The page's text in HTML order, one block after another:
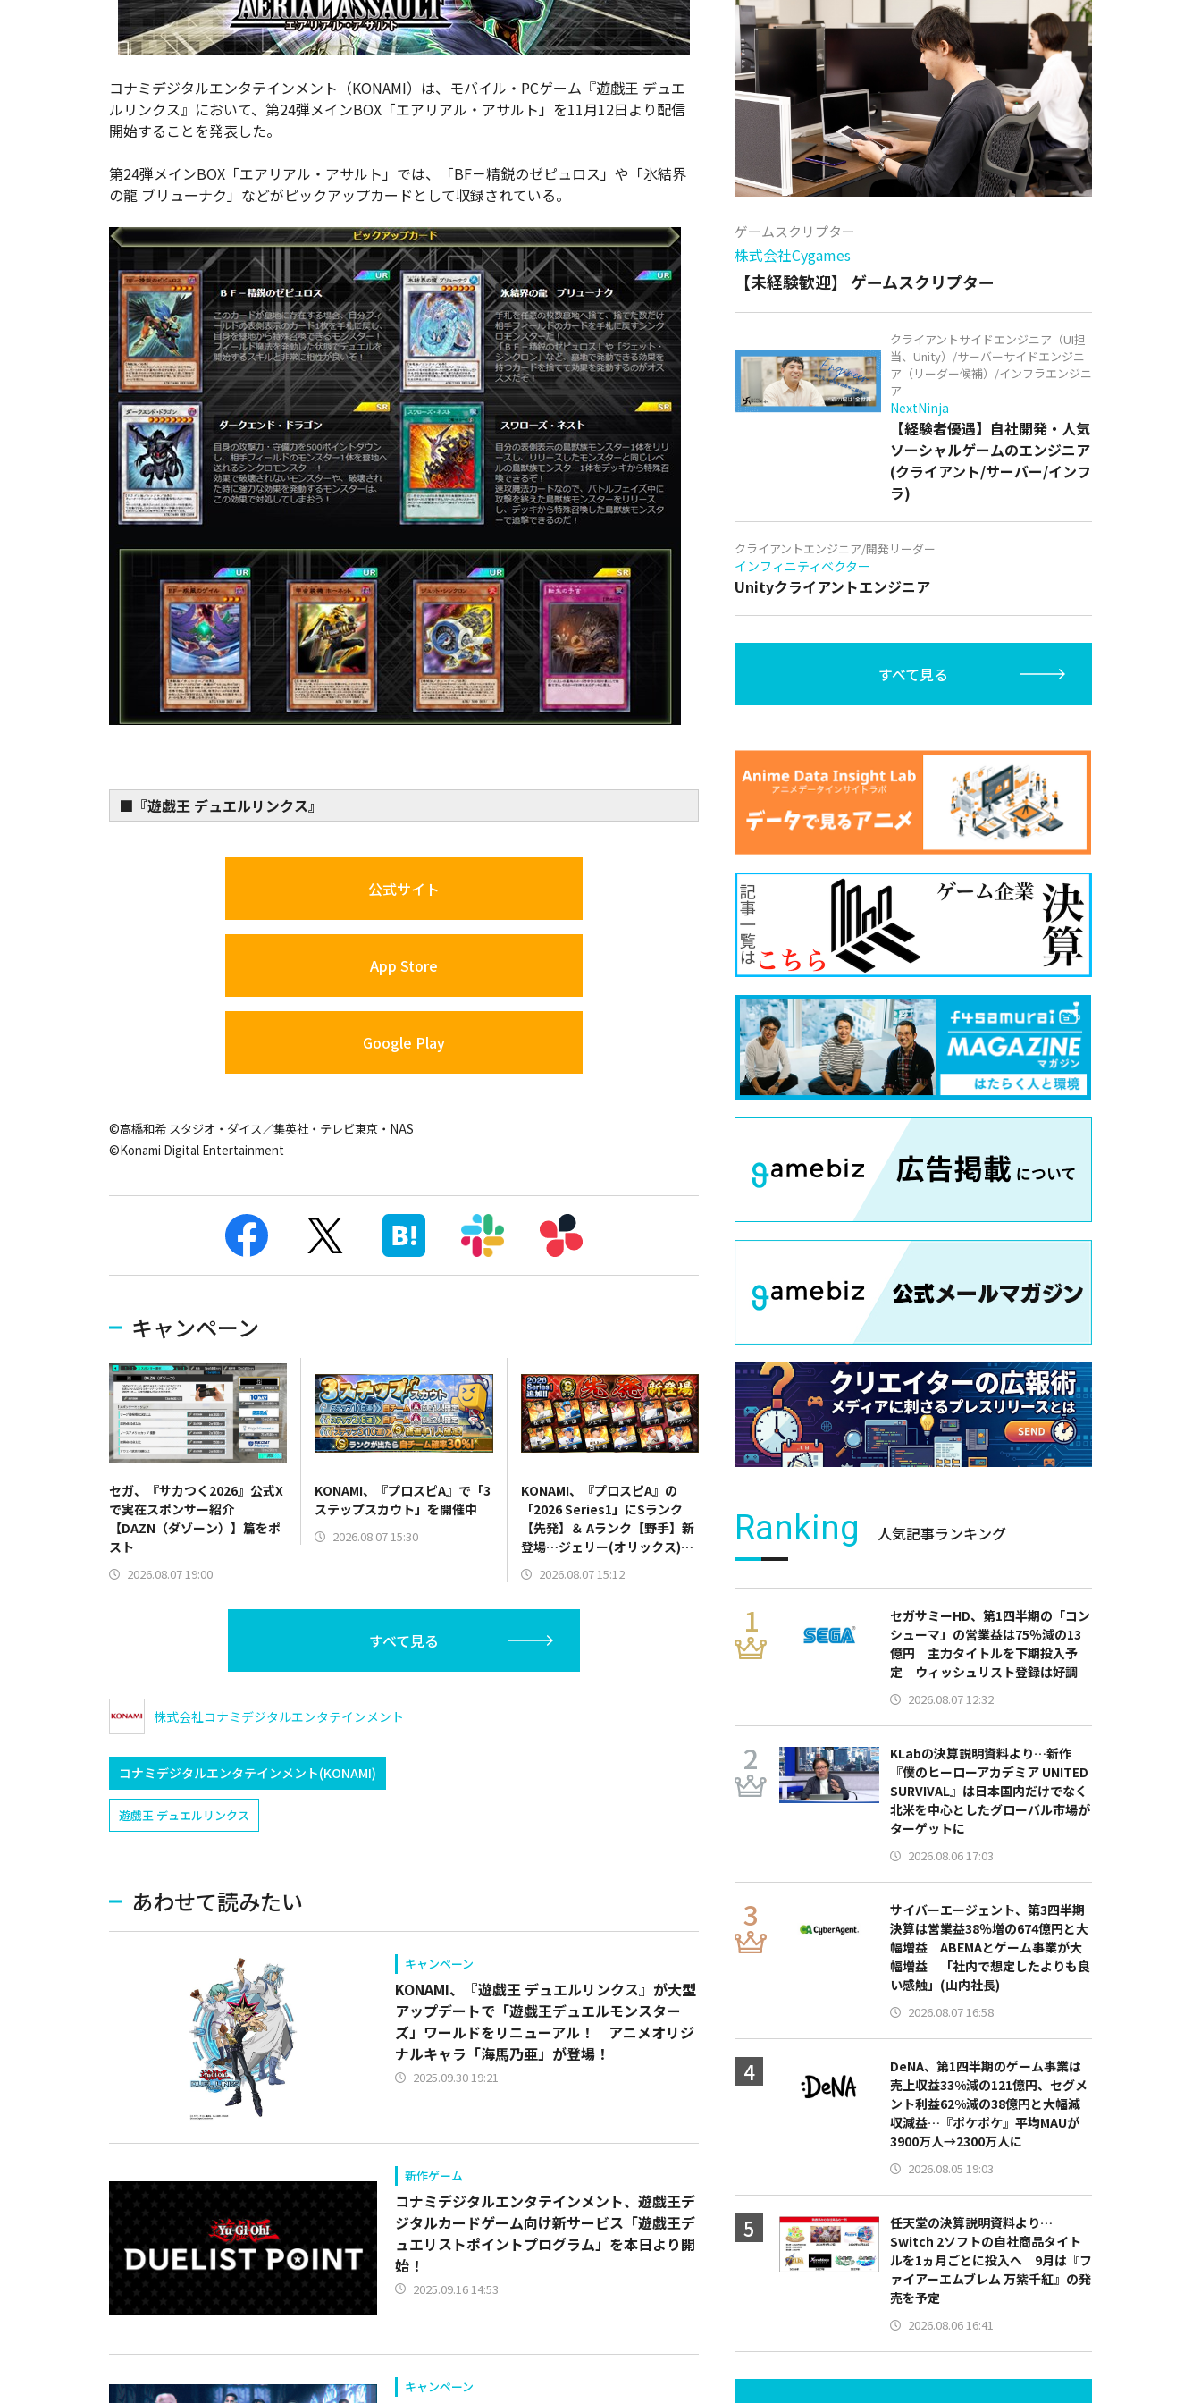
コナミデジタルエンタテインメント（KONAMI）は、モバイル・PCゲーム『遊戯王 デュエ
ルリンクス』において、第24弾メインBOX「エアリアル・アサルト」を11月12日より配信
開始することを発表した。
第24弾メインBOX「エアリアル・アサルト」では、「BF－精鋭のゼピュロス」や「氷結界
の龍 ブリューナク」などがピックアップカードとして収録されている。
■『遊戯王 デュエルリンクス』
公式サイト
App Store
Google Play
©高橋和希 スタジオ・ダイス／集英社・テレビ東京・NAS
©Konami Digital Entertainment
キャンペーン
セガ、『サカつく2026』公式X
で実在スポンサー紹介
【DAZN（ダゾーン）】篇をポ
スト
2026.08.07 19:00
KONAMI、『プロスピA』で「3
ステップスカウト」を開催中
2026.08.07 15:30
KONAMI、『プロスピA』の
「2026 Series1」にSランク
【先発】＆ Aランク【野手】新
登場…ジェリー(オリックス)、
マラー(中日)、奈良間大己(北海
道日本ハム/二塁手)、持丸泰輝
2026.08.07 15:12
すべて見る
株式会社コナミデジタルエンタテインメント
コナミデジタルエンタテインメント(KONAMI)
遊戯王 デュエルリンクス
あわせて読みたい
キャンペーン
KONAMI、『遊戯王 デュエルリンクス』が大型
アップデートで「遊戯王デュエルモンスター
ズ」ワールドをリニューアル！ アニメオリジ
ナルキャラ「海馬乃亜」が登場！
2025.09.30 19:21
新作ゲーム
コナミデジタルエンタテインメント、遊戯王デ
ジタルカードゲーム向け新サービス「遊戯王デ
ュエリストポイントプログラム」を本日より開
始！
2025.09.16 14:53
キャンペーン
ゲームスクリプター
株式会社Cygames
【未経験歓迎】 ゲームスクリプター
クライアントサイドエンジニア（UI担
当、Unity）/サーバーサイドエンジニ
ア（リーダー候補）/インフラエンジニ
ア
NextNinja
【経験者優遇】自社開発・人気
ソーシャルゲームのエンジニア
(クライアント/サーバー/インフ
ラ)
クライアントエンジニア/開発リーダー
インフィニティベクター
Unityクライアントエンジニア
すべて見る
Ranking 人気記事ランキング
セガサミーHD、第1四半期の「コン
シューマ」の営業益は75％減の13
億円 主力タイトルを下期投入予
定 ウィッシュリスト登録は好調
2026.08.07 12:32
KLabの決算説明資料より…新作
『僕のヒーローアカデミア UNITED
SURVIVAL』は日本国内だけでなく
北米を中心としたグローバル市場が
ターゲットに
2026.08.06 17:03
サイバーエージェント、第3四半期
決算は営業益38％増の674億円と大
幅増益 ABEMAとゲーム事業が大
幅増益 「社内で想定したよりも良
い感触」(山内社長)
2026.08.07 16:58
DeNA、第1四半期のゲーム事業は
売上収益33%減の121億円、セグメ
ント利益62%減の38億円と大幅減
収減益…『ポケポケ』平均MAUが
3900万人→2300万人に
2026.08.05 19:03
任天堂の決算説明資料より…
Switch 2ソフトの自社商品タイト
ルを1ヵ月ごとに投入へ 9月は『フ
ァイアーエムブレム 万紫千紅』の発
売を予定
2026.08.06 16:41